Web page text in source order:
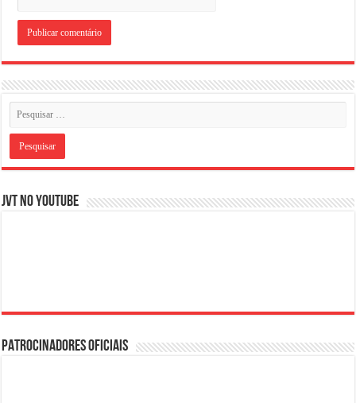
JVT NO YOUTUBE
PATROCINADORES OFICIAIS